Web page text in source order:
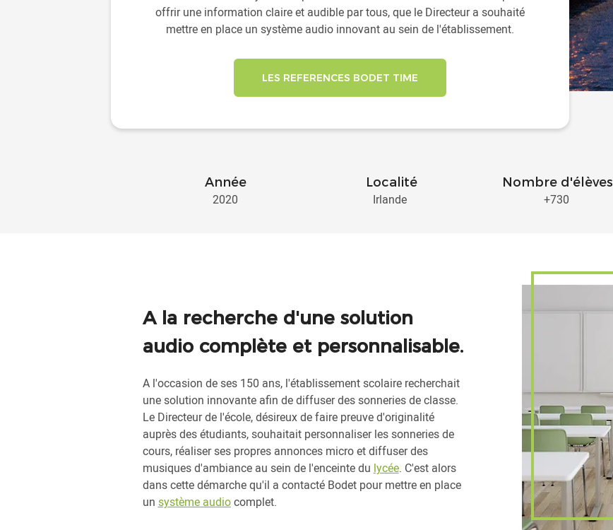
offrir une information claire et audible par tous, que le Directeur a souhaité
mettre en place un système audio innovant au sein de l'établissement.
LES REFERENCES BODET TIME
Année
2020
Localité
Irlande
Nombre d'élèves
+730
A la recherche d'une solution
audio complète et personnalisable.
A l'occasion de ses 150 ans, l'établissement scolaire recherchait
une solution innovante afin de diffuser des sonneries de classe.
Le Directeur de l'école, désireux de faire preuve d'originalité
auprès des étudiants, souhaitait personnaliser les sonneries de
cours, réaliser ses propres annonces micro et diffuser des
musiques d'ambiance au sein de l'enceinte du lycée. C'est alors
dans cette démarche qu'il a contacté Bodet pour mettre en place
un système audiocomplet.